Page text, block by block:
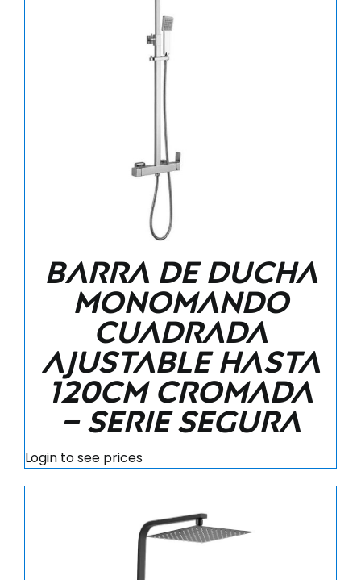
Barra de ducha
monomando
cuadrada
ajustable hasta
120CM cromada
– Serie Segura
Login to see prices